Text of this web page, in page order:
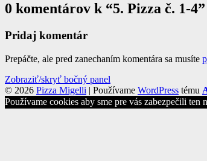
0 komentárov k “5. Pizza č. 1-4”
Pridaj komentár
Prepáčte, ale pred zanechaním komentára sa musíte
Bočný
panel
Zobraziť/skryť bočný panel
© 2026 Pizza Migelli | Používame WordPress tému
Používame cookies aby sme pre vás zabezpečili